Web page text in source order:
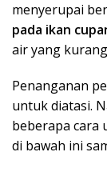
menyerupai
pada ikan
air yang
Penanganan
untuk diatasi.
beberapa cara
di bawah ini